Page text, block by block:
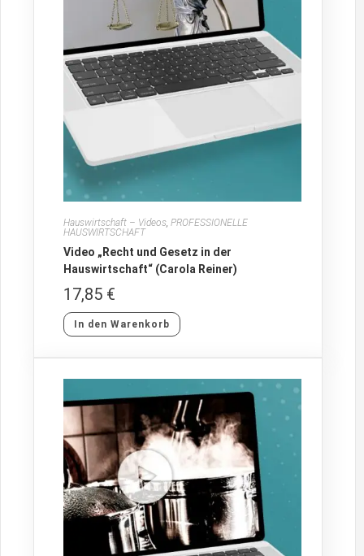
Hauswirtschaft – Videos,PROFESSIONELLE
HAUSWIRTSCHAFT
Video „Recht und Gesetz in der
Hauswirtschaft“ (Carola Reiner)
17,85 €
In den Warenkorb